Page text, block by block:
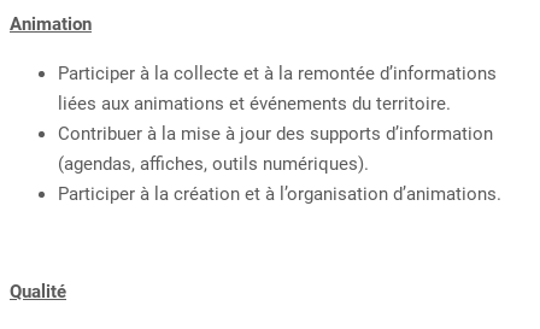
Animation
Participer à la collecte et à la remontée d’informations
liées aux animations et événements du territoire.
Contribuer à la mise à jour des supports d’information
(agendas, affiches, outils numériques).
Participer à la création et à l’organisation d’animations.
Qualité